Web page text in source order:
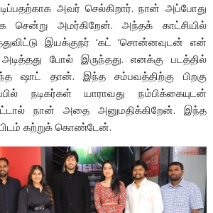
அவர் செல்கிறார். நான் அப்போது
சென்று அமர்கிறேன். அந்தக் காட்சியில்
இயக்குநர் ‘கட் ‘சொன்னவுடன் என்
அடித்தது போல் இருந்தது. எனக்கு படத்தில்
ஷாட் தான். இந்த சம்பவத்திற்கு பிறகு
நடிகர்கள் யாராவது நம்பிக்கையுடன்
நான் அதை அனுமதிக்கிறேன். இந்த
கற்றுக் கொண்டேன்.